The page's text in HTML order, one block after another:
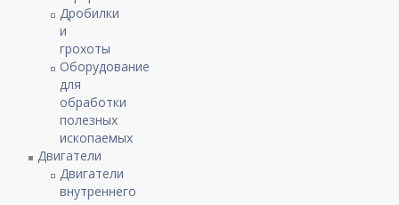
Дробилки
и
грохоты
Оборудование
для
обработки
полезных
ископаемых
Двигатели
Двигатели
внутреннего